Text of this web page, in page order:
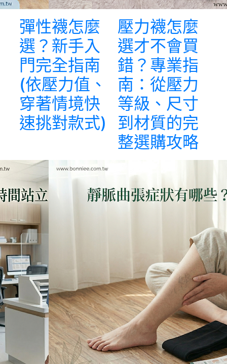
彈性襪怎麼
選？新手入
門完全指南
(依壓力值、
穿著情境快
速挑對款式)
壓力襪怎麼
選才不會買
錯？專業指
南：從壓力
等級、尺寸
到材質的完
整選購攻略